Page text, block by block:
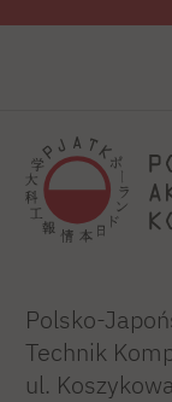
Polsko-
Technik
ul.